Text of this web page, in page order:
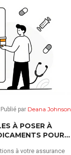
Publié par Deana Johnson
À POSER À
POUR
à votre assurance